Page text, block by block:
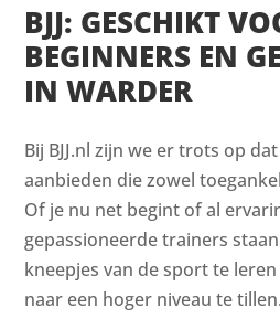
BJJ: GESCHIKT
BEGINNERS EN
IN WARDER
Bij BJJ.nl zijn we er trots op
aanbieden die zowel
Of je nu net begint of al
gepassioneerde trainers
kneepjes van de sport te
naar een hoger niveau te tillen.